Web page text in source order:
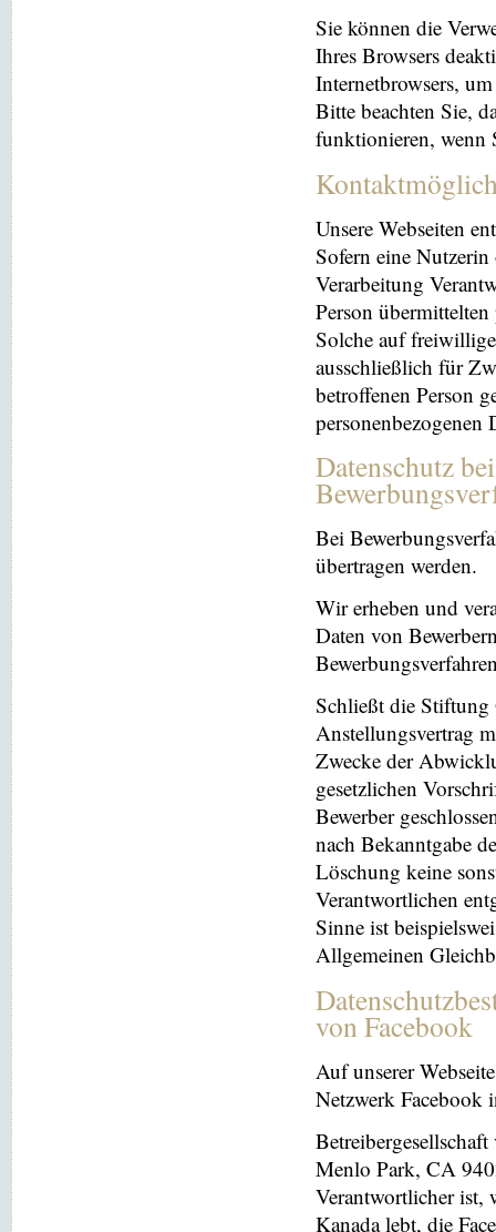
Sie können die
Ihres Browsers
Internetbrowsers,
Bitte beachten Sie,
funktionieren, wenn
Unsere Webseiten
Sofern eine
Verarbeitung
Person übermittelten
Solche auf
ausschließlich für
betroffenen Person
personenbezogenen
Datenschutz
Bei
übertragen werden.
Wir erheben und
Daten von
Schließt die Stiftung
Anstellungsvertrag
Zwecke der
gesetzlichen
Bewerber
nach Bekanntgabe
Löschung keine
Verantwortlichen
Sinne ist
Allgemeinen
von Facebook
Auf unserer
Netzwerk Facebook
Menlo Park, CA
Verantwortlicher ist,
Kanada lebt, die